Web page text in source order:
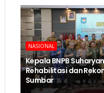
NASIONAL
Kepala BNPB
Rehabilitasi dan
Sumbar